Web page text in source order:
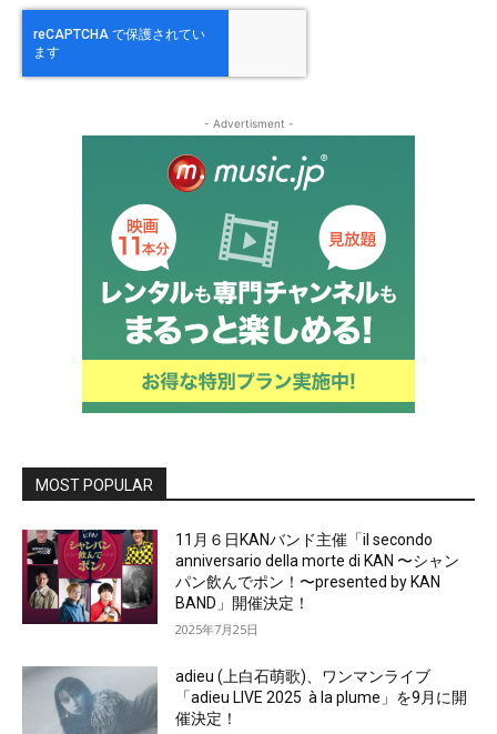
- Advertisment -
MOST POPULAR
11月６日KANバンド主催「il secondo
anniversario della morte di KAN 〜シャン
パン飲んでポン！〜presented by KAN
BAND」開催決定！
2025年7月25日
adieu (上白石萌歌)、ワンマンライブ
「adieu LIVE 2025 à la plume」を9月に開
催決定！